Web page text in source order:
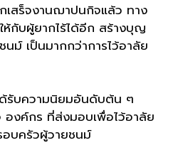
สร็จงานฌาปนกิจแล้ว ทาง
ห้กับผู้ยากไร้ได้อีก สร้างบุญ
นม์ เป็นมากกว่าการไว้อาลัย
รับความนิยมอันดับต้น ๆ
งค์กร ที่ส่งมอบเพื่อไว้อาลัย
อบครัวผู้วายชนม์